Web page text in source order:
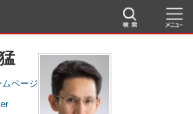
ムページ